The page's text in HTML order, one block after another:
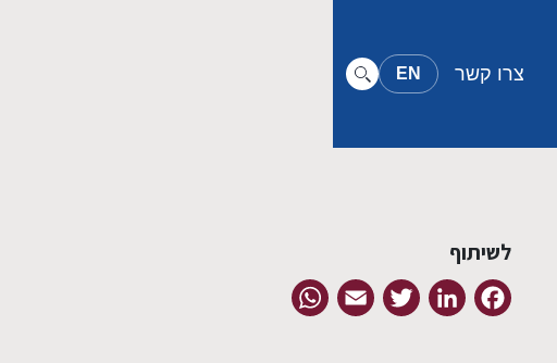
EN צרו קשר
לשיתוף
Facebook
LinkedIn
Twitter
Email